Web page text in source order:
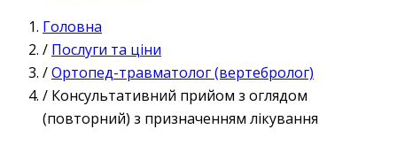
Головна
/ Послуги та ціни
/Ортопед-травматолог (вертебролог)
/ Консультативний прийом з оглядом
(повторний) з призначенням лікування